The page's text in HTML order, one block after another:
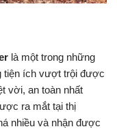
là một trong những
tiện ích vượt trội được
vời, an toàn nhất
ra mắt tại thị
nhiều và nhận được